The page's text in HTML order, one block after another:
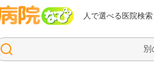
人で選べる医院検索
病院なび